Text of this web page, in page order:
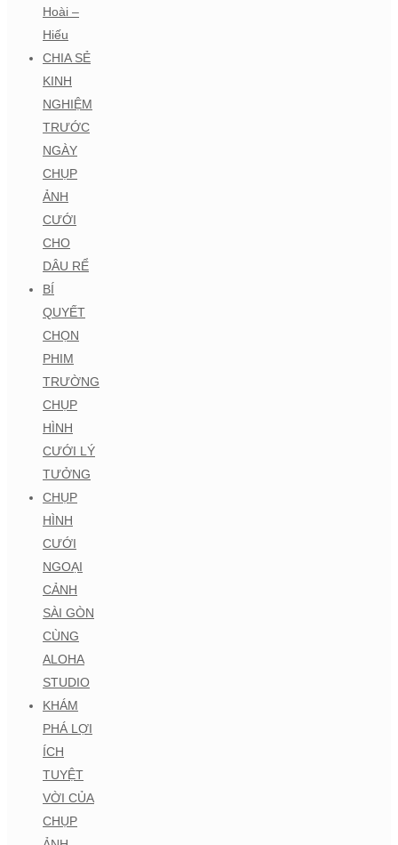
Hoài –
Hiếu
CHIA SẺ
KINH
NGHIỆM
TRƯỚC
NGÀY
CHỤP
ẢNH
CƯỚI
CHO
DÂU RỂ
BÍ
QUYẾT
CHỌN
PHIM
TRƯỜNG
CHỤP
HÌNH
CƯỚI LÝ
TƯỞNG
CHỤP
HÌNH
CƯỚI
NGOẠI
CẢNH
SÀI GÒN
CÙNG
ALOHA
STUDIO
KHÁM
PHÁ LỢI
ÍCH
TUYỆT
VỜI CỦA
CHỤP